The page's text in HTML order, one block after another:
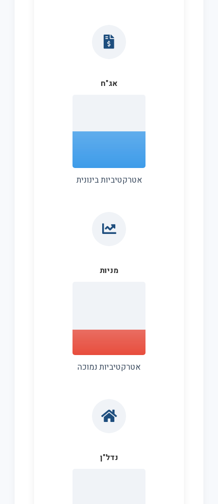
אג"ח
אטרקטיביות בינונית
מניות
אטרקטיביות נמוכה
נדל"ן